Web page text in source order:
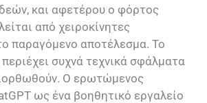
και αφετέρου ο φόρτος
από χειροκίνητες
παραγόμενο αποτέλεσμα. Το
συχνά τεχνικά σφάλματα
Ο ερωτώμενος
ως ένα βοηθητικό εργαλείο